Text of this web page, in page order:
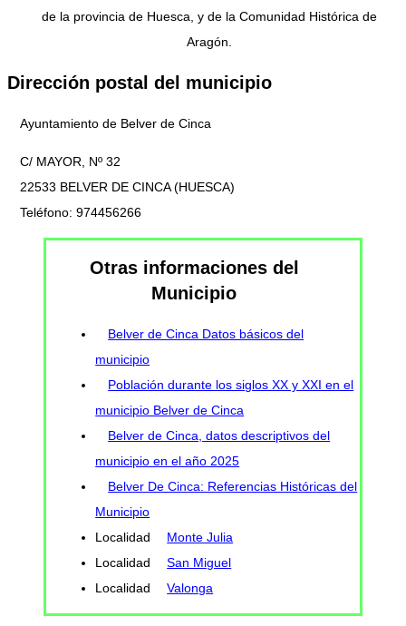
de la provincia de Huesca, y de la Comunidad Histórica de
Aragón.
Dirección postal del municipio
Ayuntamiento de Belver de Cinca
C/ MAYOR, Nº 32
22533 BELVER DE CINCA (HUESCA)
Teléfono: 974456266
Otras informaciones del
Municipio
Belver de Cinca Datos básicos del
municipio
Población durante los siglos XX y XXI en el
municipio Belver de Cinca
Belver de Cinca, datos descriptivos del
municipio en el año 2025
Belver De Cinca: Referencias Históricas del
Municipio
Localidad
Monte Julia
Localidad
San Miguel
Localidad
Valonga